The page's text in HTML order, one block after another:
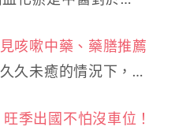
咳嗽中藥、藥膳推薦
久未癒的情況下，…
季出國不怕沒車位！